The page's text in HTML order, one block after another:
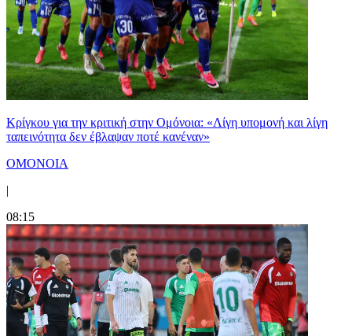
Κρίγκου για την κριτική στην Ομόνοια: «Λίγη υπομονή και λίγη
ταπεινότητα δεν έβλαψαν ποτέ κανέναν»
ΟΜΟΝΟΙΑ
|
08:15